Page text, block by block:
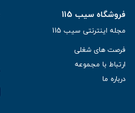
فروشگاه سیب 115
مجله اینترنتی سیب 115
فرصت های شغلی
ارتباط با مجموعه
درباره ما